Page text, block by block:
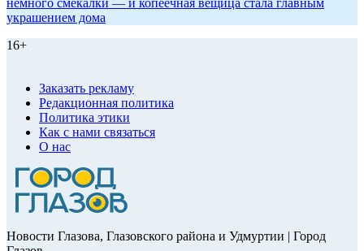
немного смекалки — и копеечная вещица стала главным
украшением дома
16+
Заказать рекламу
Редакционная политика
Политика этики
Как с нами связаться
О нас
Новости Глазова, Глазовского района и Удмуртии | Город